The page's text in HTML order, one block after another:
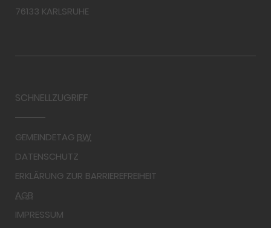
76133 KARLSRUHE
SCHNELLZUGRIFF
GEMEINDETAG BW
DATENSCHUTZ
ERKLÄRUNG ZUR BARRIEREFREIHEIT
AGB
IMPRESSUM